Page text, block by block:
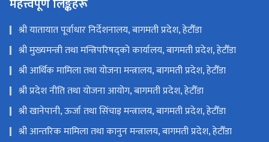
महत्त्वपूर्ण लिङ्कहरू
श्री यातायात पूर्वाधार निर्देशनालय, बागमती प्रदेश, हेटौँडा
श्री मुख्यमन्त्री तथा मन्त्रिपरिषद्को कार्यालय, बागमती प्रदेश, हेटौँडा
श्री आर्थिक मामिला तथा योजना मन्त्रालय, बागमती प्रदेश, हेटौँडा
श्री प्रदेश नीति तथा योजना आयोग, बागमती प्रदेश, हेटौँडा
श्री खानेपानी, ऊर्जा तथा सिंचाइ मन्त्रालय, बागमती प्रदेश, हेटौँडा
श्री आन्तरिक मामिला तथा कानुन मन्त्रालय, बागमती प्रदेश, हेटौँडा